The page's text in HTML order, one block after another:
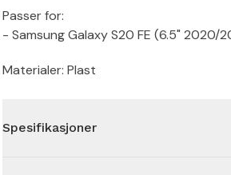
Passer for:
- Samsung Galaxy S20 FE (6.5" 2020/
Materialer: Plast
Spesifikasjoner